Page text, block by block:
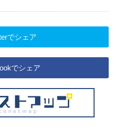
でシェア
でシェア